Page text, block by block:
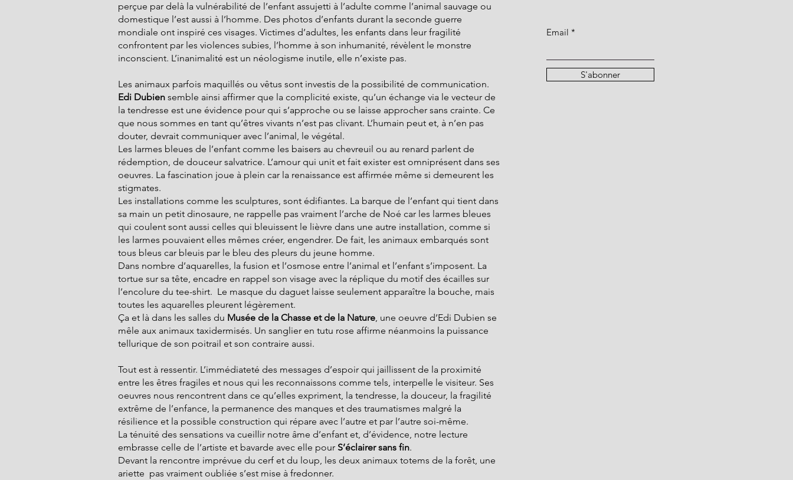
perçue par delà la vulnérabilité de l’enfant assujetti à l’adulte comme l’animal sauvage ou
domestique l’est aussi à l’homme. Des photos d’enfants durant la seconde guerre
mondiale ont inspiré ces visages. Victimes d’adultes, les enfants dans leur fragilité
confrontent par les violences subies, l’homme à son inhumanité, révèlent le monstre
inconscient. L’inanimalité est un néologisme inutile, elle n’existe pas.
Les animaux parfois maquillés ou vêtus sont investis de la possibilité de communication.
Edi Dubien semble ainsi affirmer que la complicité existe, qu’un échange via le vecteur de
la tendresse est une évidence pour qui s’approche ou se laisse approcher sans crainte. Ce
que nous sommes en tant qu’êtres vivants n’est pas clivant. L’humain peut et, à n’en pas
douter, devrait communiquer avec l’animal, le végétal.
Les larmes bleues de l’enfant comme les baisers au chevreuil ou au renard parlent de
rédemption, de douceur salvatrice. L’amour qui unit et fait exister est omniprésent dans ses
oeuvres. La fascination joue à plein car la renaissance est affirmée même si demeurent les
stigmates.
Les installations comme les sculptures, sont édifiantes. La barque de l’enfant qui tient dans
sa main un petit dinosaure, ne rappelle pas vraiment l’arche de Noé car les larmes bleues
qui coulent sont aussi celles qui bleuissent le lièvre dans une autre installation, comme si
les larmes pouvaient elles mêmes créer, engendrer. De fait, les animaux embarqués sont
tous bleus car bleuis par le bleu des pleurs du jeune homme.
Dans nombre d’aquarelles, la fusion et l’osmose entre l’animal et l’enfant s’imposent. La
tortue sur sa tête, encadre en rappel son visage avec la réplique du motif des écailles sur
l’encolure du tee-shirt.  Le masque du daguet laisse seulement apparaître la bouche, mais
toutes les aquarelles pleurent légèrement.
Ça et là dans les salles du Musée de la Chasse et de la Nature, une oeuvre d’Edi Dubien se
mêle aux animaux taxidermisés. Un sanglier en tutu rose affirme néanmoins la puissance
tellurique de son poitrail et son contraire aussi.
Tout est à ressentir. L’immédiateté des messages d’espoir qui jaillissent de la proximité
entre les êtres fragiles et nous qui les reconnaissons comme tels, interpelle le visiteur. Ses
oeuvres nous rencontrent dans ce qu’elles expriment, la tendresse, la douceur, la fragilité
extrême de l’enfance, la permanence des manques et des traumatismes malgré la
résilience et la possible construction qui répare avec l’autre et par l’autre soi-même.
La ténuité des sensations va cueillir notre âme d’enfant et, d’évidence, notre lecture
embrasse celle de l’artiste et bavarde avec elle pour S’éclairer sans fin.
Devant la rencontre imprévue du cerf et du loup, les deux animaux totems de la forêt, une
ariette  pas vraiment oubliée s’est mise à fredonner.
Email
S'abonner